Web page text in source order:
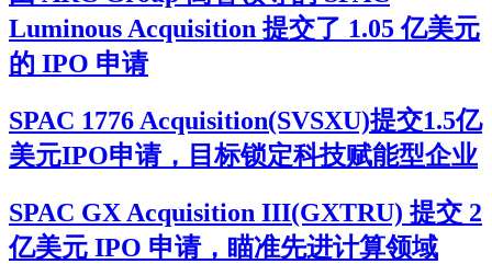
Luminous Acquisition 提交了 1.05 亿美元
的 IPO 申请
SPAC 1776 Acquisition(SVSXU)提交1.5亿
美元IPO申请，目标锁定科技赋能型企业
SPAC GX Acquisition III(GXTRU) 提交 2
亿美元 IPO 申请，瞄准先进计算领域